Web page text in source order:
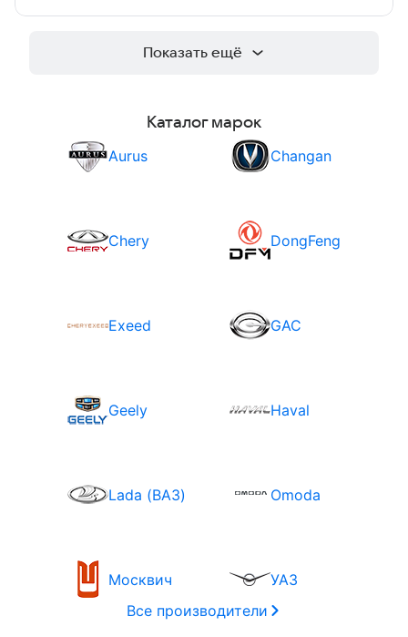
Показать ещё
Каталог марок
Aurus Changan
Chery DongFeng
Exeed GAC
Geely Haval
Lada (ВАЗ) Omoda
Москвич
УАЗ
Все производители